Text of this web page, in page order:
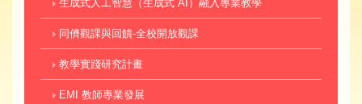
生成式人工智慧（生成式 AI）融入專業教學
同儕觀課與回饋-全校開放觀課
教學實踐研究計畫
EMI 教師專業發展